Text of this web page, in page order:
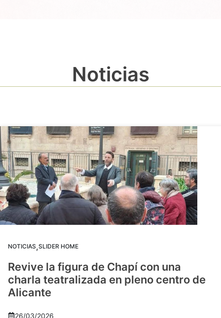
Noticias
NOTICIAS,SLIDER HOME
Revive la figura de Chapí con una
charla teatralizada en pleno centro de
Alicante
26/03/2026